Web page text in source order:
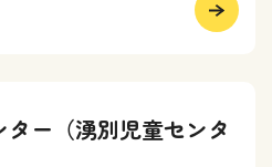
ー（湧別児童センタ